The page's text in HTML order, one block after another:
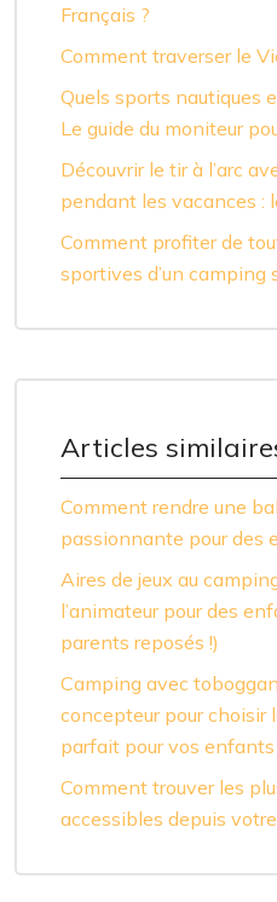
Français ?
Comment traverser le
Quels sports nautiques
Le guide du moniteur
Découvrir le tir à l’arc
pendant les vacances :
Comment profiter de
sportives d’un camping
Articles
Comment rendre une
passionnante pour des
Aires de jeux au
l’animateur pour des
parents reposés !)
Camping avec
concepteur pour choisir
parfait pour vos enfants
Comment trouver les
accessibles depuis